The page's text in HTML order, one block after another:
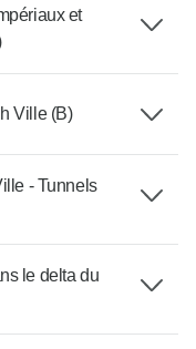
et
Ville (B)
- Tunnels
le delta du